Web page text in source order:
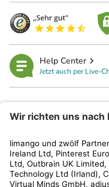
Help Center
Jetzt auch per Live-
Kundenservice